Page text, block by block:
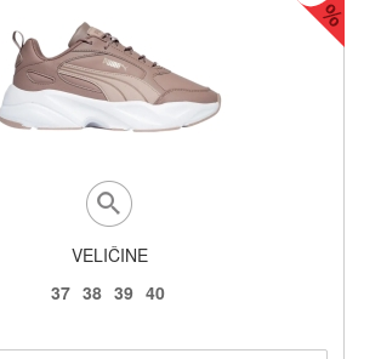
VELIČINE
37 38 39 40